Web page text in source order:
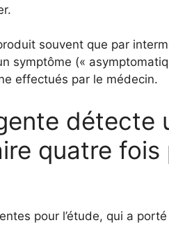
souvent que par
symptôme («
effectués par le médecin.
détecte
quatre fois
pour l’étude, qui a